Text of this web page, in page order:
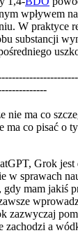
wpływem
W praktyce
substancji
nie ma co
ma co pisać o
Grok jest
w sprawach
mam jakiś
zazwyczaj
zachodzi a